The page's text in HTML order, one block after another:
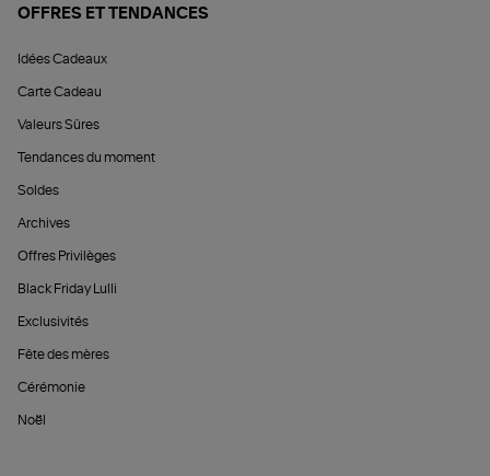
OFFRES ET TENDANCES
Idées Cadeaux
Carte Cadeau
Valeurs Sûres
Tendances du moment
Soldes
Archives
Offres Privilèges
Black Friday Lulli
Exclusivités
Fête des mères
Cérémonie
Noël